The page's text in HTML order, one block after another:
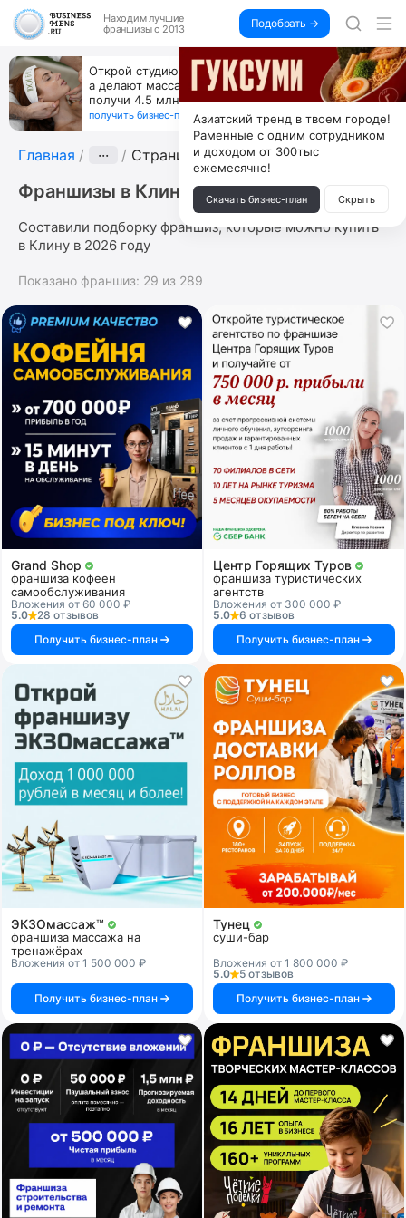
Находим лучшие
франшизы с 2013
Подобрать →
Открой студию, где не колют и не режут,
а делают массаж лица руками и в первый же год
получи 4.5 млн
получить бизнес-план ↓
Главная ··· Страница 6
Франшизы в Клину
Составили подборку франшиз, которые можно купить
в Клину в 2026 году
Показано франшиз: 29 из 289
Grand Shop
франшиза кофеен
самообслуживания
Вложения от 60 000 ₽
5.0
28 отзывов
Получить бизнес-план
Центр Горящих Туров
франшиза туристических
агентств
Вложения от 300 000 ₽
5.0
6 отзывов
Получить бизнес-план
ЭКЗОмассаж™
франшиза массажа на
тренажёрах
Вложения от 1 500 000 ₽
Получить бизнес-план
Тунец
суши-бар
Вложения от 1 800 000 ₽
5.0
5 отзывов
Получить бизнес-план
Азиатский тренд в твоем городе!
Раменные с одним сотрудником
и доходом от 300тыс
ежемесячно!
Скачать бизнес-план Скрыть